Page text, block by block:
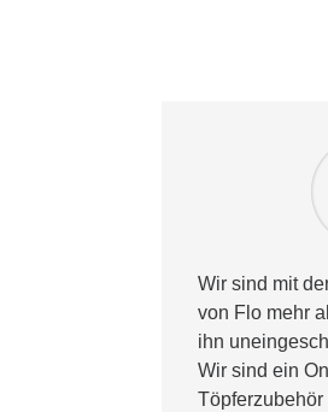
Wir sind mit
von Flo mehr
ihn
Wir sind ein